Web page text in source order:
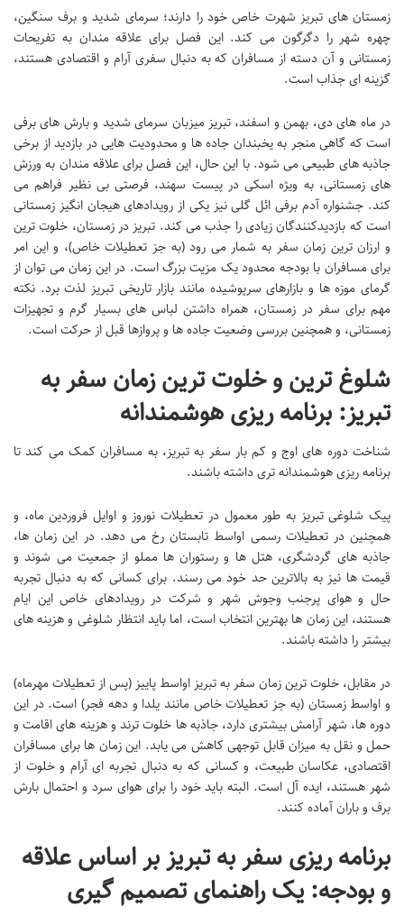
زمستان های تبریز شهرت خاص خود را دارند؛ سرمای شدید و برف سنگین،
چهره شهر را دگرگون می کند. این فصل برای علاقه مندان به تفریحات
زمستانی و آن دسته از مسافران که به دنبال سفری آرام و اقتصادی هستند،
گزینه ای جذاب است.
در ماه های دی، بهمن و اسفند، تبریز میزبان سرمای شدید و بارش های برفی
است که گاهی منجر به یخبندان جاده ها و محدودیت هایی در بازدید از برخی
جاذبه های طبیعی می شود. با این حال، این فصل برای علاقه مندان به ورزش
های زمستانی، به ویژه اسکی در پیست سهند، فرصتی بی نظیر فراهم می
کند. جشنواره آدم برفی ائل گلی نیز یکی از رویدادهای هیجان انگیز زمستانی
است که بازدیدکنندگان زیادی را جذب می کند. تبریز در زمستان، خلوت ترین
و ارزان ترین زمان سفر به شمار می رود (به جز تعطیلات خاص)، و این امر
برای مسافران با بودجه محدود یک مزیت بزرگ است. در این زمان می توان از
گرمای موزه ها و بازارهای سرپوشیده مانند بازار تاریخی تبریز لذت برد. نکته
مهم برای سفر در زمستان، همراه داشتن لباس های بسیار گرم و تجهیزات
زمستانی، و همچنین بررسی وضعیت جاده ها و پروازها قبل از حرکت است.
شلوغ ترین و خلوت ترین زمان سفر به
تبریز: برنامه ریزی هوشمندانه
شناخت دوره های اوج و کم بار سفر به تبریز، به مسافران کمک می کند تا
برنامه ریزی هوشمندانه تری داشته باشند.
پیک شلوغی تبریز به طور معمول در تعطیلات نوروز و اوایل فروردین ماه، و
همچنین در تعطیلات رسمی اواسط تابستان رخ می دهد. در این زمان ها،
جاذبه های گردشگری، هتل ها و رستوران ها مملو از جمعیت می شوند و
قیمت ها نیز به بالاترین حد خود می رسند. برای کسانی که به دنبال تجربه
حال و هوای پرجنب وجوش شهر و شرکت در رویدادهای خاص این ایام
هستند، این زمان ها بهترین انتخاب است، اما باید انتظار شلوغی و هزینه های
بیشتر را داشته باشند.
در مقابل، خلوت ترین زمان سفر به تبریز اواسط پاییز (پس از تعطیلات مهرماه)
و اواسط زمستان (به جز تعطیلات خاص مانند یلدا و دهه فجر) است. در این
دوره ها، شهر آرامش بیشتری دارد، جاذبه ها خلوت ترند و هزینه های اقامت و
حمل و نقل به میزان قابل توجهی کاهش می یابد. این زمان ها برای مسافران
اقتصادی، عکاسان طبیعت، و کسانی که به دنبال تجربه ای آرام و خلوت از
شهر هستند، ایده آل است. البته باید خود را برای هوای سرد و احتمال بارش
برف و باران آماده کنند.
برنامه ریزی سفر به تبریز بر اساس علاقه
و بودجه: یک راهنمای تصمیم گیری